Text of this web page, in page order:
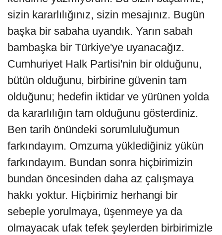
sizin kararlılığınız, sizin mesajınız. Bugün
başka bir sabaha uyandık. Yarın sabah
bambaşka bir Türkiye'ye uyanacağız.
Cumhuriyet Halk Partisi'nin bir olduğunu,
bütün olduğunu, birbirine güvenin tam
olduğunu; hedefin iktidar ve yürünen yolda
da kararlılığın tam olduğunu gösterdiniz.
Ben tarih önündeki sorumluluğumun
farkındayım. Omzuma yüklediğiniz yükün
farkındayım. Bundan sonra hiçbirimizin
bundan öncesinden daha az çalışmaya
hakkı yoktur. Hiçbirimiz herhangi bir
sebeple yorulmaya, üşenmeye ya da
olmayacak ufak tefek şeylerden birbirimizle